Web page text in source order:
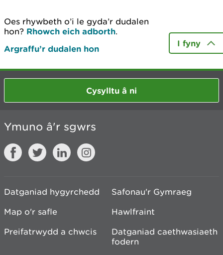
Oes rhywbeth o’i le gyda’r dudalen
hon? Rhowch eich adborth.
Argraffu’r dudalen hon
I fyny
Cysylltu â ni
Ymuno â'r sgwrs
Datganiad hygyrchedd
Safonau'r Gymraeg
Map o'r safle
Hawlfraint
Preifatrwydd a chwcis
Datganiad caethwasiaeth
fodern